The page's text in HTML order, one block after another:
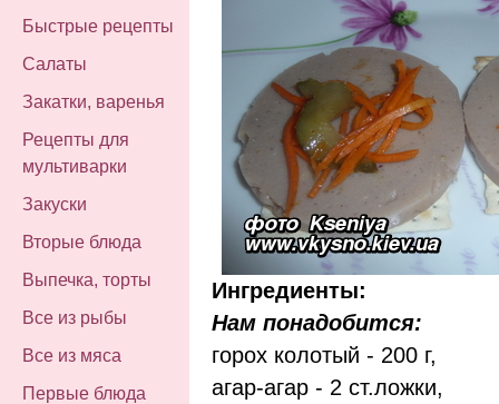
Быстрые рецепты
Салаты
Закатки, варенья
Рецепты для
мультиварки
Закуски
Вторые блюда
Выпечка, торты
Все из рыбы
Все из мяса
Первые блюда
Ингредиенты:
Нам понадобится:
горох колотый - 200 г,
агар-агар - 2 ст.ложки,